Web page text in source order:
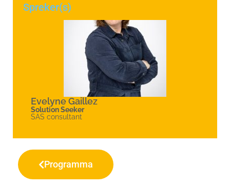
Spreker(s)
Evelyne Gaillez
Solution Seeker
SAS consultant
Programma